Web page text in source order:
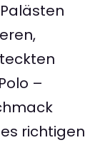
–
richtigen